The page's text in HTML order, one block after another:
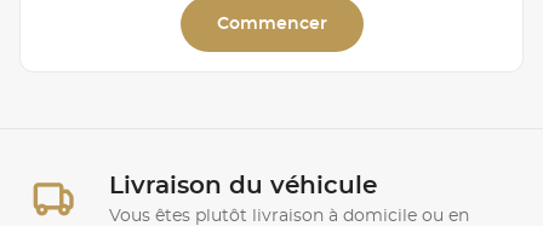
Commencer
Livraison du véhicule
Vous êtes plutôt livraison à domicile ou en